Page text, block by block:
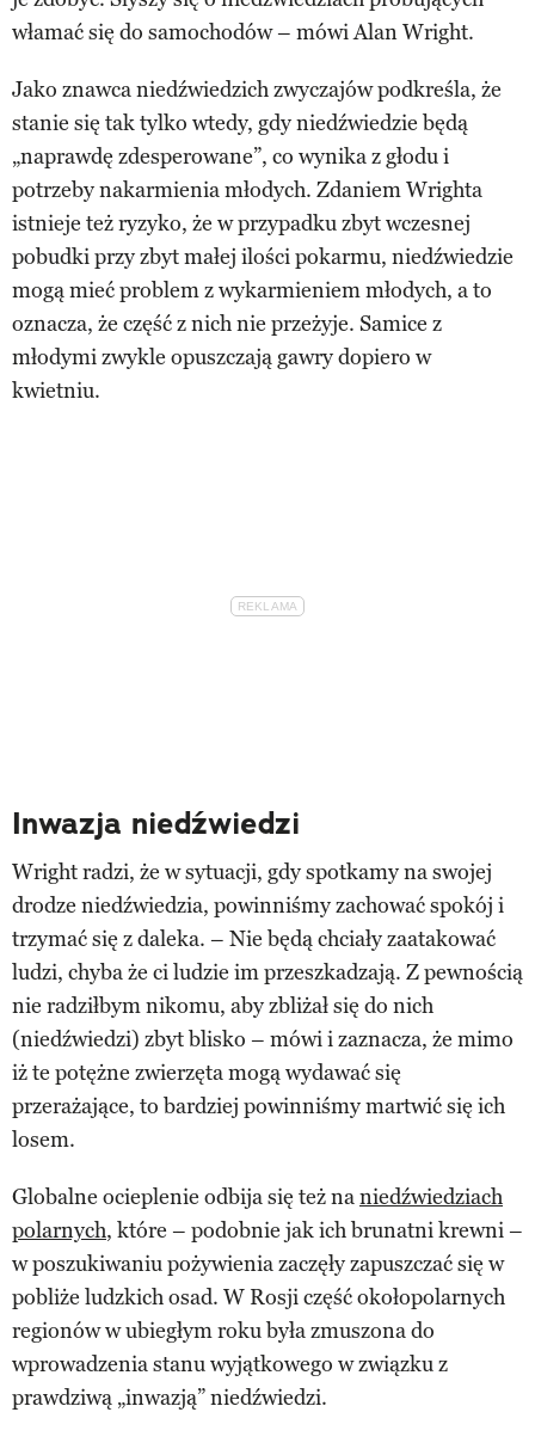
włamać się do samochodów – mówi Alan Wright.
Jako znawca niedźwiedzich zwyczajów podkreśla, że
stanie się tak tylko wtedy, gdy niedźwiedzie będą
„naprawdę zdesperowane”, co wynika z głodu i
potrzeby nakarmienia młodych. Zdaniem Wrighta
istnieje też ryzyko, że w przypadku zbyt wczesnej
pobudki przy zbyt małej ilości pokarmu, niedźwiedzie
mogą mieć problem z wykarmieniem młodych, a to
oznacza, że część z nich nie przeżyje. Samice z
młodymi zwykle opuszczają gawry dopiero w
kwietniu.
Inwazja niedźwiedzi
Wright radzi, że w sytuacji, gdy spotkamy na swojej
drodze niedźwiedzia, powinniśmy zachować spokój i
trzymać się z daleka. – Nie będą chciały zaatakować
ludzi, chyba że ci ludzie im przeszkadzają. Z pewnością
nie radziłbym nikomu, aby zbliżał się do nich
(niedźwiedzi) zbyt blisko – mówi i zaznacza, że mimo
iż te potężne zwierzęta mogą wydawać się
przerażające, to bardziej powinniśmy martwić się ich
losem.
Globalne ocieplenie odbija się też naniedźwiedziach
polarnych, które – podobnie jak ich brunatni krewni –
w poszukiwaniu pożywienia zaczęły zapuszczać się w
pobliże ludzkich osad. W Rosji część okołopolarnych
regionów w ubiegłym roku była zmuszona do
wprowadzenia stanu wyjątkowego w związku z
prawdziwą „inwazją” niedźwiedzi.